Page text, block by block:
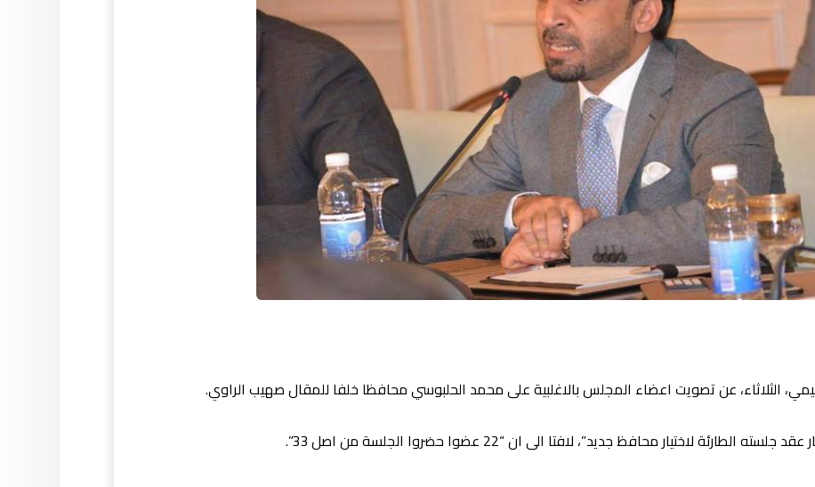
الثلاثاء، عن تصويت اعضاء المجلس بالاغلبية على محمد الحلبوسي محافظا خلفا للمقال صهيب الراوي.
لاختيار محافظ جديد”، لافتا الى ان “22 عضوا حضروا الجلسة من اصل 33”.